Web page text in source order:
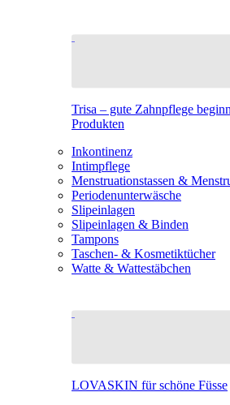
Trisa – gute Zahnpflege
Produkten
Inkontinenz
Intimpflege
Menstruationstassen &
Periodenunterwäsche
Slipeinlagen
Slipeinlagen & Binden
Tampons
Taschen- & Kosmetiktücher
Watte & Wattestäbchen
LOVASKIN für schöne Füsse